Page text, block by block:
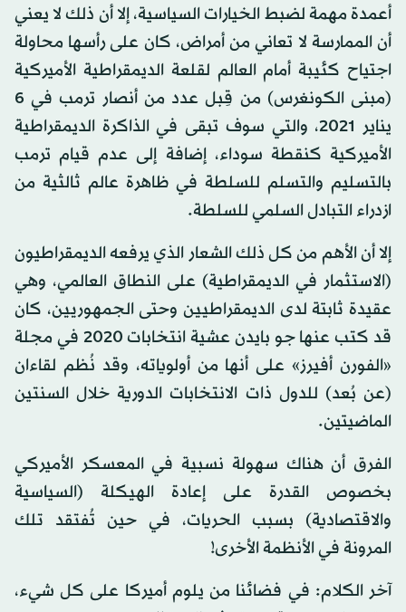
أعمدة مهمة لضبط الخيارات السياسية، إلا أن ذلك لا يعني
أن الممارسة لا تعاني من أمراض، كان على رأسها محاولة
اجتياح كئيبة أمام العالم لقلعة الديمقراطية الأميركية
(مبنى الكونغرس) من قِبل عدد من أنصار ترمب في 6
يناير 2021، والتي سوف تبقى في الذاكرة الديمقراطية
الأميركية كنقطة سوداء، إضافة إلى عدم قيام ترمب
بالتسليم والتسلم للسلطة في ظاهرة عالم ثالثية من
ازدراء التبادل السلمي للسلطة.
إلا أن الأهم من كل ذلك الشعار الذي يرفعه الديمقراطيون
(الاستثمار في الديمقراطية) على النطاق العالمي، وهي
عقيدة ثابتة لدى الديمقراطيين وحتى الجمهوريين، كان
قد كتب عنها جو بايدن عشية انتخابات 2020 في مجلة
«الفورن أفيرز» على أنها من أولوياته، وقد نُظم لقاءان
(عن بُعد) للدول ذات الانتخابات الدورية خلال السنتين
الماضيتين.
الفرق أن هناك سهولة نسبية في المعسكر الأميركي
بخصوص القدرة على إعادة الهيكلة (السياسية
والاقتصادية) بسبب الحريات، في حين تُفتقد تلك
المرونة في الأنظمة الأخرى!
آخر الكلام: في فضائنا من يلوم أميركا على كل شيء،